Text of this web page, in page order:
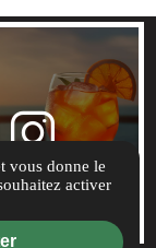
vous donne le
activer